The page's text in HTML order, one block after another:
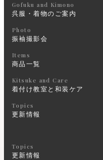
Gofuku and Kimono
呉服・着物のご案内
Photo
振袖撮影会
Items
商品一覧
Kitsuke and Care
着付け教室と和装ケア
Topics
更新情報
Topics
更新情報